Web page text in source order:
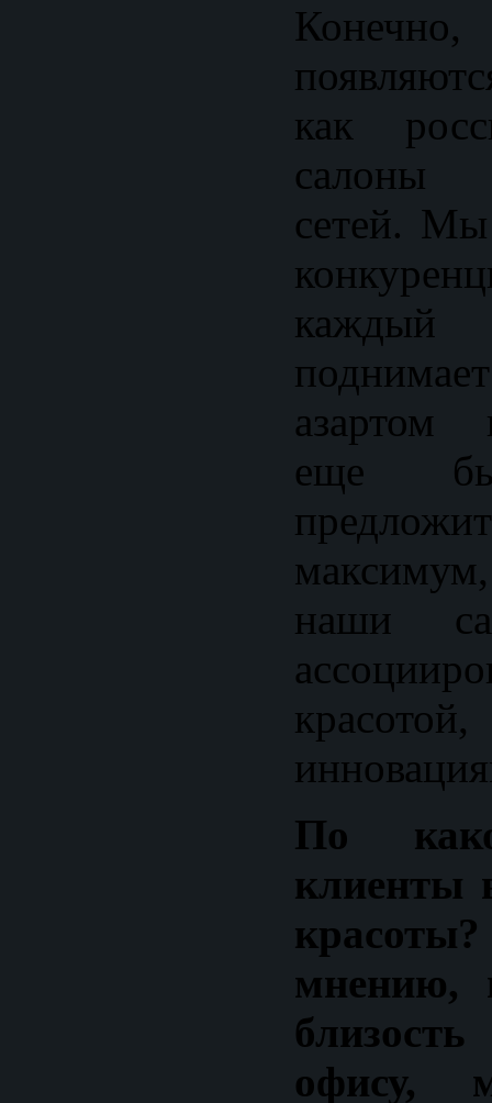
как
салоны
сетей.
каждый
азартом
еще
наши
По
клиенты
мнению,
офису,